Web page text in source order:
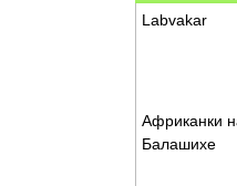
Labvakar
Африканки
Балашихе